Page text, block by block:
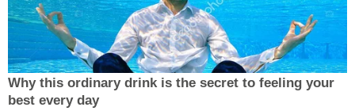
Why this ordinary drink is the secret to feeling your
best every day